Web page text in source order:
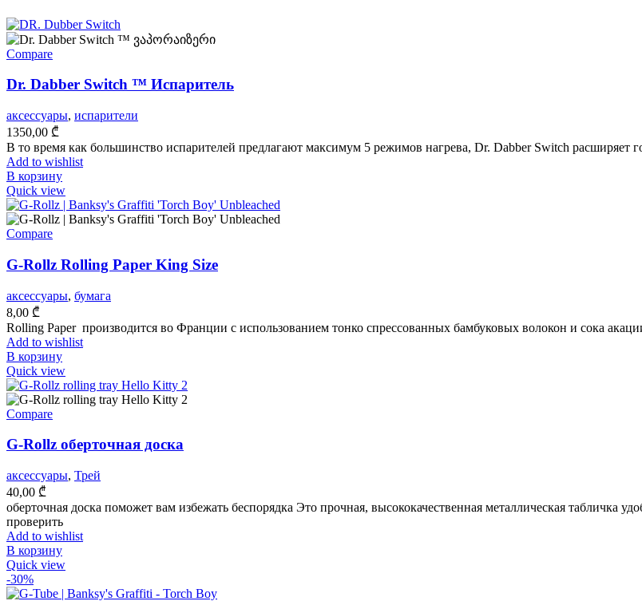
Compare
Dr. Dabber Switch ™ Испаритель
аксессуары, испарители
1350,00 ₾
В то время как большинство испарителей предлагают максимум 5 режимов нагрева, Dr. Dabber Switch
Add to wishlist
В корзину
Quick view
Compare
G-Rollz Rolling Paper King Size
аксессуары, бумага
8,00 ₾
Rolling Paper производится во Франции с использованием тонко спрессованных бамбуковых волокон и сока
Add to wishlist
В корзину
Quick view
Compare
G-Rollz оберточная доска
аксессуары, Трей
40,00 ₾
оберточная доска поможет вам избежать беспорядка Это прочная, высококачественная металлическая
проверить
Add to wishlist
В корзину
Quick view
-30%